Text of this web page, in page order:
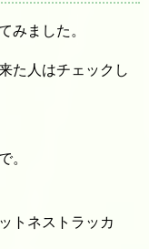
みました。
た人はチェックし
。
トネストラッカ